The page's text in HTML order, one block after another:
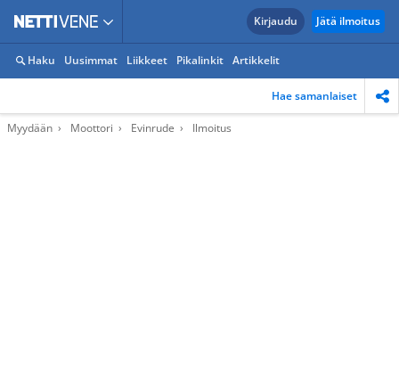
Kirjaudu Jätä ilmoitus
Haku Uusimmat Liikkeet Pikalinkit Artikkelit
Hae samanlaiset
Myydään Moottori Evinrude Ilmoitus